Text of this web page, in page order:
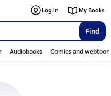
Find
Log in My Books
Audiobooks Comics and